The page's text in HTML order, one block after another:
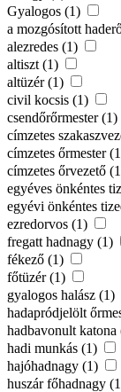
Gyalogos (1)
a mozgósított
alezredes (1)
altiszt (1)
altüzér (1)
civil kocsis (1)
csendőrőrmester (1)
címzetes
címzetes őrmester
címzetes őrvezető
egyéves önkéntes
egyévi önkéntes
ezredorvos (1)
fregatt hadnagy (1)
fékező (1)
főtüzér (1)
gyalogos halász (1)
hadapródjelölt
hadbavonult katona
hadi munkás (1)
hajóhadnagy (1)
huszár főhadnagy